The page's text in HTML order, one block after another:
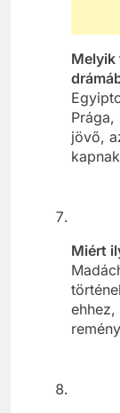
Melyik
Prága,
jövő,
Miért